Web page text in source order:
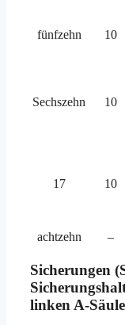
fünfzehn 10
Sechszehn 10
17 10
achtzehn
–
Sicherungen
linken A-